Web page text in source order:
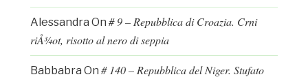
Alessandra On # 9 – Repubblica di Croazia. Crni
riÅ¾ot, risotto al nero di seppia
Babbabra On # 140 – Repubblica del Niger. Stufato